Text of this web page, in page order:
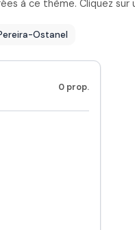
à ce thème. Cliquez
Ostanel
0 prop.